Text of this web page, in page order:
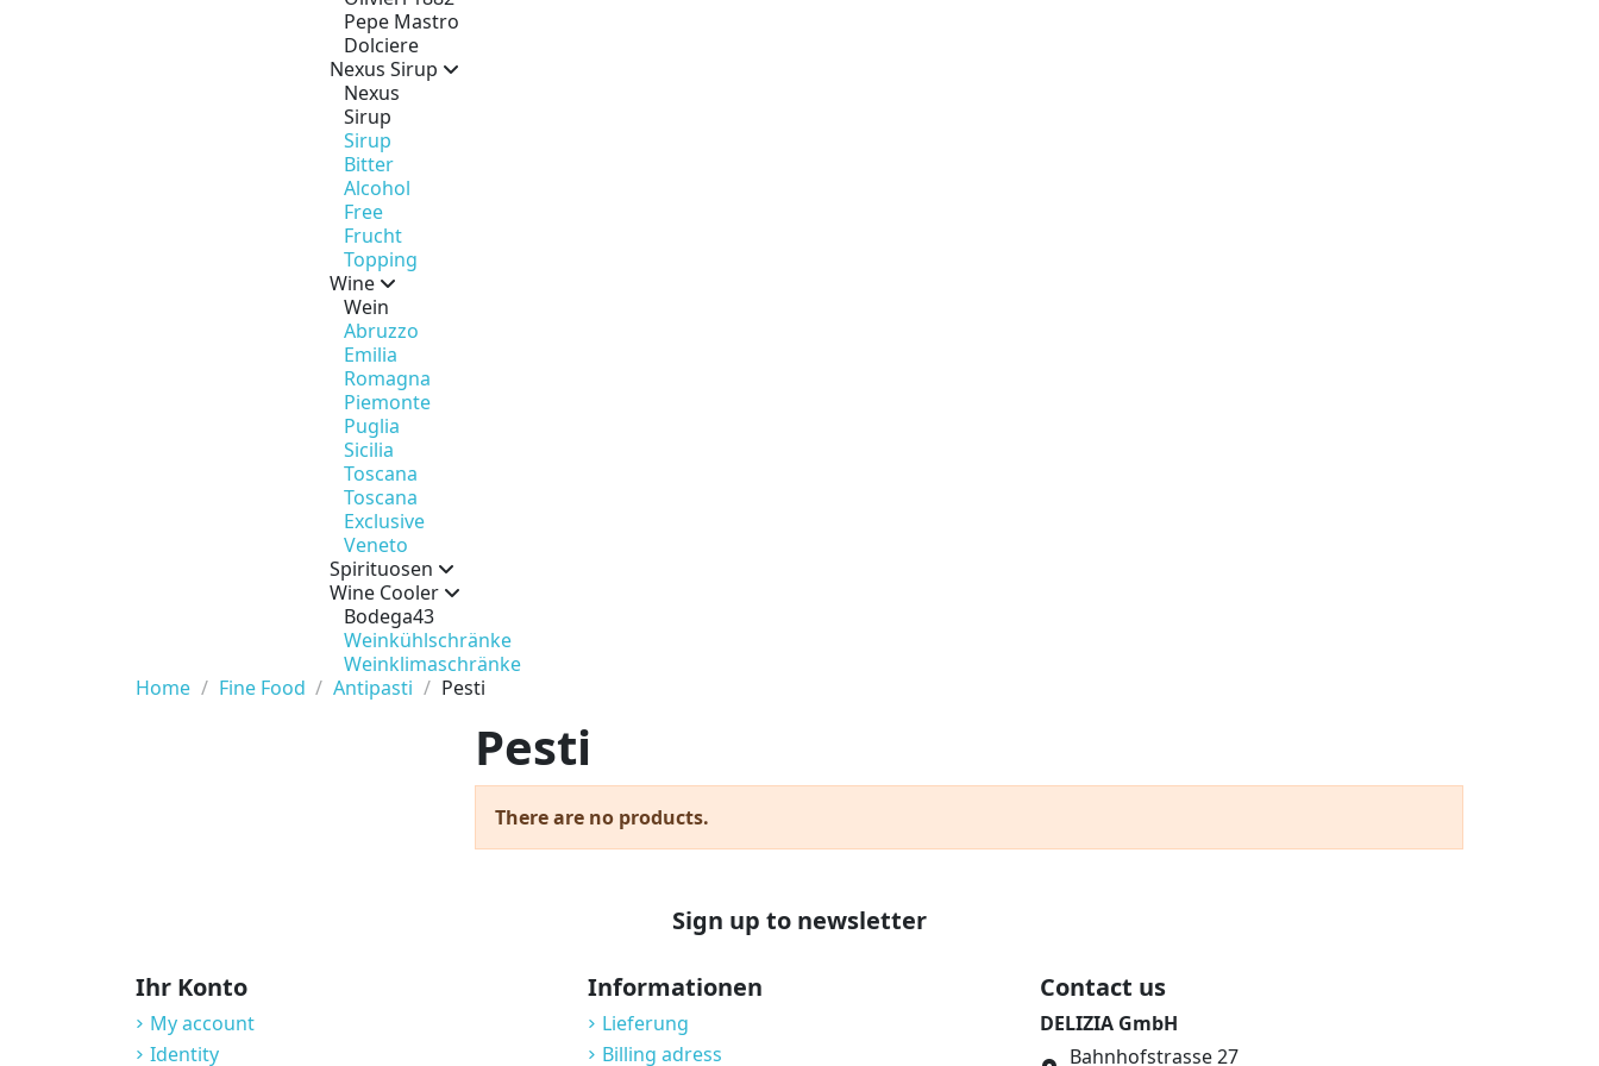
Pepe Mastro
Dolciere
Nexus Sirup
Nexus
Sirup
Sirup
Bitter
Alcohol
Free
Frucht
Topping
Wine
Wein
Abruzzo
Emilia
Romagna
Piemonte
Puglia
Sicilia
Toscana
Toscana
Exclusive
Veneto
Spirituosen
Wine Cooler
Bodega43
Weinkühlschränke
Weinklimaschränke
Home Fine Food Antipasti Pesti
Pesti
There are no products.
Sign up to newsletter
Ihr Konto
My account
Identity
Informationen
Lieferung
Billing adress
Contact us
DELIZIA GmbH
Bahnhofstrasse 27